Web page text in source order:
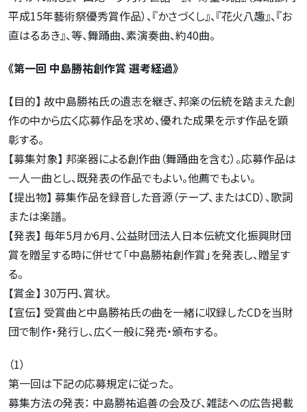
平成15年藝術祭優秀賞作品）、『かさづくし』、『花火八趣』、『お
直はるあき』、等、舞踊曲、素演奏曲、約40曲。
《第一回 中島勝祐創作賞 選考経過》
【目的】 故中島勝祐氏の遺志を継ぎ、邦楽の伝統を踏まえた創
作の中から広く応募作品を求め、優れた成果を示す作品を顕
彰する。
【募集対象】 邦楽器による創作曲（舞踊曲を含む）。応募作品は
一人一曲とし、既発表の作品でもよい。他薦でもよい。
【提出物】 募集作品を録音した音源（テープ、またはCD）、歌詞
または楽譜。
【発表】 毎年5月か6月、公益財団法人日本伝統文化振興財団
賞を贈呈する時に併せて「中島勝祐創作賞」を発表し、贈呈す
る。
【賞金】 30万円、賞状。
【宣伝】 受賞曲と中島勝祐氏の曲を一緒に収録したCDを当財
団で制作・発行し、広く一般に発売・頒布する。
（1）
第一回は下記の応募規定に従った。
募集方法の発表： 中島勝祐追善の会及び、雑誌への広告掲載